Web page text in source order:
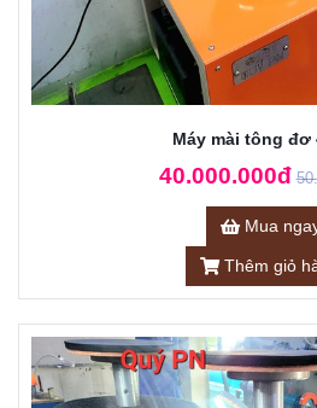
Máy mài tông đơ
40.000.000đ
Mua
Thêm giỏ